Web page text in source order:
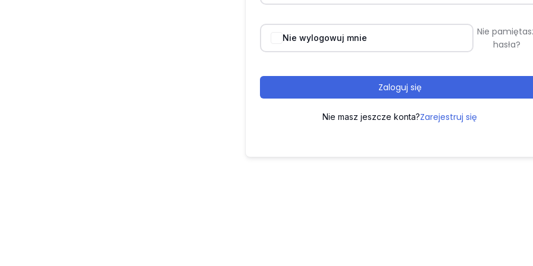
Nie wylogowuj mnie
Nie
hasła?
Zaloguj się
Nie masz jeszcze konta?Zarejestruj się